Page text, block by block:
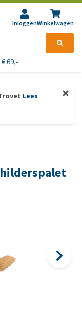
InloggenWinkelwagen
69,-
Lees